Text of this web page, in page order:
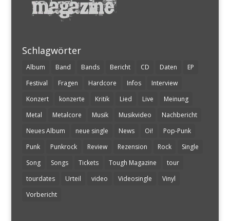
Schlagwörter
Album Band Bands Bericht CD Daten
EP
Festival
Fragen Hardcore Infos
Interview
Konzert
konzerte Kritik Lied Live
Meinung
Metal
Metalcore Musik Musikvideo
Nachbericht
Neues Album
neue single News Oi!
Pop-Punk
Punk
Punkrock Review Rezension Rock
Single
Song
Songs Tickets Tough Magazine
tour
tourdates
Urteil video Videosingle
Vinyl
Vorbericht